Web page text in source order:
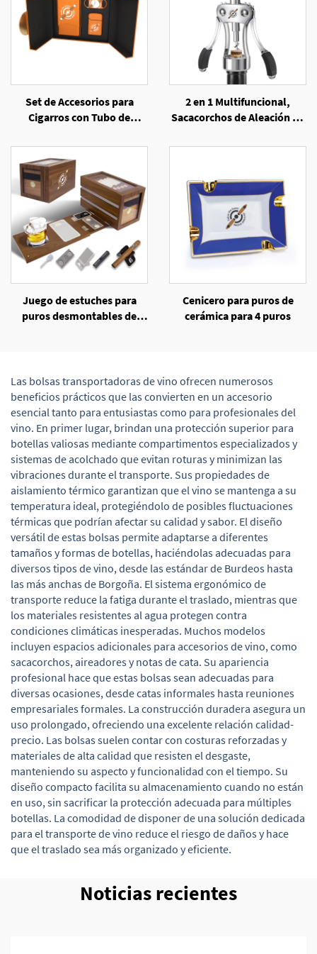
Set de Accesorios para
Cigarros con Tubo de
Cortador, Mechero
2 en 1 Multifuncional,
Sacacorchos de Aleación de
para Cerveza
Juego de estuches para
puros desmontables de
Cenicero para puros de
cerámica para 4 puros
Las bolsas transportadoras de vino ofrecen numerosos
beneficios prácticos que las convierten en un accesorio
esencial tanto para entusiastas como para profesionales del
vino. En primer lugar, brindan una protección superior para
botellas valiosas mediante compartimentos especializados y
sistemas de acolchado que evitan roturas y minimizan las
vibraciones durante el transporte. Sus propiedades de
aislamiento térmico garantizan que el vino se mantenga a su
temperatura ideal, protegiéndolo de posibles fluctuaciones
térmicas que podrían afectar su calidad y sabor. El diseño
versátil de estas bolsas permite adaptarse a diferentes
tamaños y formas de botellas, haciéndolas adecuadas para
diversos tipos de vino, desde las estándar de Burdeos hasta
las más anchas de Borgoña. El sistema ergonómico de
transporte reduce la fatiga durante el traslado, mientras que
los materiales resistentes al agua protegen contra
condiciones climáticas inesperadas. Muchos modelos
incluyen espacios adicionales para accesorios de vino, como
sacacorchos, aireadores y notas de cata. Su apariencia
profesional hace que estas bolsas sean adecuadas para
diversas ocasiones, desde catas informales hasta reuniones
empresariales formales. La construcción duradera asegura un
uso prolongado, ofreciendo una excelente relación calidad-
precio. Las bolsas suelen contar con costuras reforzadas y
materiales de alta calidad que resisten el desgaste,
manteniendo su aspecto y funcionalidad con el tiempo. Su
diseño compacto facilita su almacenamiento cuando no están
en uso, sin sacrificar la protección adecuada para múltiples
botellas. La comodidad de disponer de una solución dedicada
para el transporte de vino reduce el riesgo de daños y hace
que el traslado sea más organizado y eficiente.
Noticias recientes